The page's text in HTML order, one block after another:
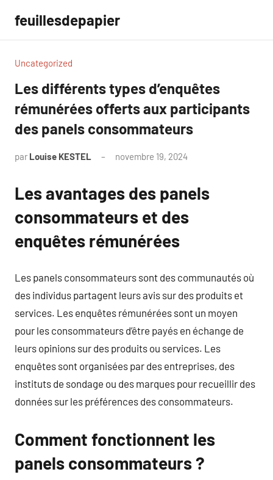
contenu
feuillesdepapier
Uncategorized
Les différents types d’enquêtes
rémunérées offerts aux participants
des panels consommateurs
par Louise KESTEL novembre 19, 2024
Les avantages des panels
consommateurs et des
enquêtes rémunérées
Les panels consommateurs sont des communautés où
des individus partagent leurs avis sur des produits et
services. Les enquêtes rémunérées sont un moyen
pour les consommateurs d’être payés en échange de
leurs opinions sur des produits ou services. Les
enquêtes sont organisées par des entreprises, des
instituts de sondage ou des marques pour recueillir des
données sur les préférences des consommateurs.
Comment fonctionnent les
panels consommateurs ?